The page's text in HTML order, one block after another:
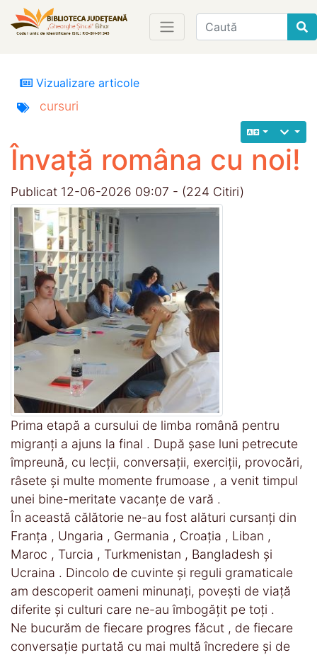
Find
Vizualizare articole
cursuri
Învață româna cu noi!
Publicat 12-06-2026 09:07 - (224 Citiri)
Prima etapă a cursului de limba română pentru
migranți a ajuns la final . După șase luni petrecute
împreună, cu lecții, conversații, exerciții, provocări,
râsete și multe momente frumoase , a venit timpul
unei bine-meritate vacanțe de vară .
În această călătorie ne-au fost alături cursanți din
Franța , Ungaria , Germania , Croația , Liban ,
Maroc , Turcia , Turkmenistan , Bangladesh și
Ucraina . Dincolo de cuvinte și reguli gramaticale
am descoperit oameni minunați, povești de viață
diferite și culturi care ne-au îmbogățit pe toți .
Ne bucurăm de fiecare progres făcut , de fiecare
conversație purtată cu mai multă încredere și de